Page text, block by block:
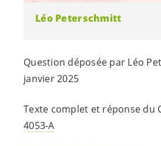
Léo Peterschmitt
Question déposée par Léo
janvier 2025
Texte complet et réponse du
4053-A